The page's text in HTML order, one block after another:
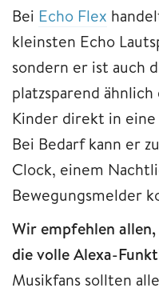
Bei Echo Flex
kleinsten Echo
sondern er ist auch
platzsparend
Kinder direkt in
Bei Bedarf kann er
Clock, einem
Bewegungsmelder
Wir empfehlen
die volle Alexa-
Musikfans sollten